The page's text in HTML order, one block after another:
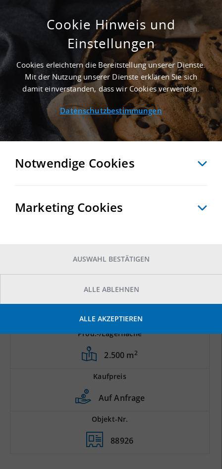
2.500 M² GEWERBEIMMOBILIE IN
ANNABERG-BUCHHOLZ NAHE
GÜTERVERKEHRSZENTRUM GVZ SÜD-WEST
SACHSEN - LANDKREIS ERZGEBIRGSKREIS
Immobiliensuche / Detailansicht
Prod.-/Lagerfläche
2.500 m2
Kaufpreis
Auf Anfrage
Objekt-Nr.
88926
Cookie Hinweis und
Einstellungen
Cookies erleichtern die Bereitstellung unserer Dienste.
Mit der Nutzung unserer Dienste erklären Sie sich
damit einverstanden, dass wir Cookies verwenden.
Datenschutzbestimmungen
Notwendige Cookies
Marketing Cookies
AUSWAHL BESTÄTIGEN
ALLE ABLEHNEN
ALLE AKZEPTIEREN